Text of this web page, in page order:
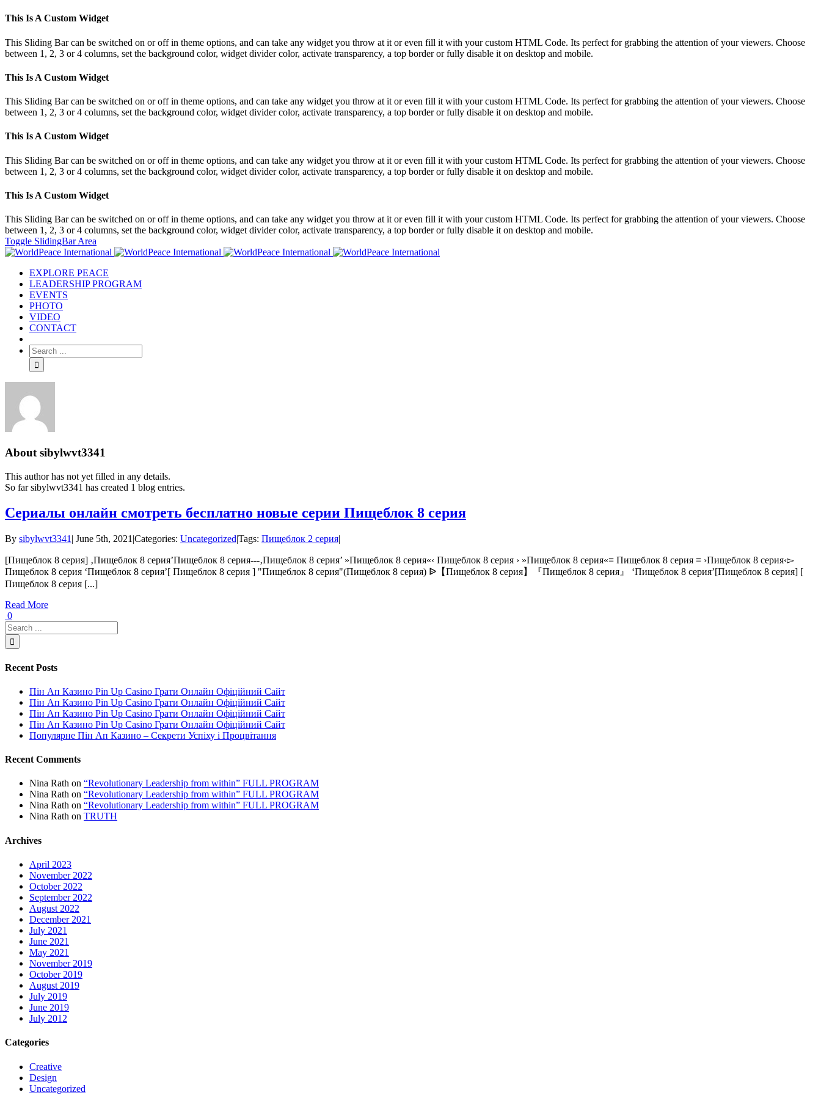
This Is A Custom Widget
This Sliding Bar can be switched on or off in theme options, and can take any widget you throw at it or even fill it with your custom HTML Code. Its perfect for grabbing the attention of your viewers. Choose
between 1, 2, 3 or 4 columns, set the background color, widget divider color, activate transparency, a top border or fully disable it on desktop and mobile.
This Is A Custom Widget
This Sliding Bar can be switched on or off in theme options, and can take any widget you throw at it or even fill it with your custom HTML Code. Its perfect for grabbing the attention of your viewers. Choose
between 1, 2, 3 or 4 columns, set the background color, widget divider color, activate transparency, a top border or fully disable it on desktop and mobile.
This Is A Custom Widget
This Sliding Bar can be switched on or off in theme options, and can take any widget you throw at it or even fill it with your custom HTML Code. Its perfect for grabbing the attention of your viewers. Choose
between 1, 2, 3 or 4 columns, set the background color, widget divider color, activate transparency, a top border or fully disable it on desktop and mobile.
This Is A Custom Widget
This Sliding Bar can be switched on or off in theme options, and can take any widget you throw at it or even fill it with your custom HTML Code. Its perfect for grabbing the attention of your viewers. Choose
between 1, 2, 3 or 4 columns, set the background color, widget divider color, activate transparency, a top border or fully disable it on desktop and mobile.
Toggle SlidingBar Area
EXPLORE PEACE
LEADERSHIP PROGRAM
EVENTS
PHOTO
VIDEO
CONTACT
About sibylwvt3341
This author has not yet filled in any details.
So far sibylwvt3341 has created 1 blog entries.
Сериалы онлайн смотреть бесплатно новые серии Пищеблок 8 серия
By sibylwvt3341 | June 5th, 2021 |Categories: Uncategorized|Tags: Пищеблок 2 серия|
[Пищеблок 8 серия] ‚Пищеблок 8 серия’Пищеблок 8 серия---‚Пищеблок 8 серия’ »Пищеблок 8 серия«‹ Пищеблок 8 серия › »Пищеблок 8 серия«≡ Пищеблок 8 серия ≡ ›Пищеблок 8 серия‹▻
Пищеблок 8 серия ‘Пищеблок 8 серия’[ Пищеблок 8 серия ] "Пищеблок 8 серия"(Пищеблок 8 серия) ᐉ【Пищеблок 8 серия】『Пищеблок 8 серия』 ‘Пищеблок 8 серия’[Пищеблок 8 серия] [
Пищеблок 8 серия [...]
Read More
0
Recent Posts
Пін Ап Казино Pin Up Casino Грати Онлайн Офіційний Сайт
Пін Ап Казино Pin Up Casino Грати Онлайн Офіційний Сайт
Пін Ап Казино Pin Up Casino Грати Онлайн Офіційний Сайт
Пін Ап Казино Pin Up Casino Грати Онлайн Офіційний Сайт
Популярне Пін Ап Казино – Секрети Успіху і Процвітання
Recent Comments
Nina Rath on “Revolutionary Leadership from within” FULL PROGRAM
Nina Rath on “Revolutionary Leadership from within” FULL PROGRAM
Nina Rath on “Revolutionary Leadership from within” FULL PROGRAM
Nina Rath on TRUTH
Archives
April 2023
November 2022
October 2022
September 2022
August 2022
December 2021
July 2021
June 2021
May 2021
November 2019
October 2019
August 2019
July 2019
June 2019
July 2012
Categories
Creative
Design
Uncategorized